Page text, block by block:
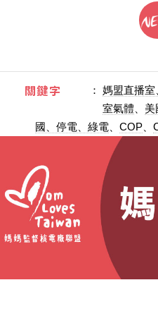
關鍵字 ： 媽盟直播室
室氣體
美
國、停電、綠電
COP